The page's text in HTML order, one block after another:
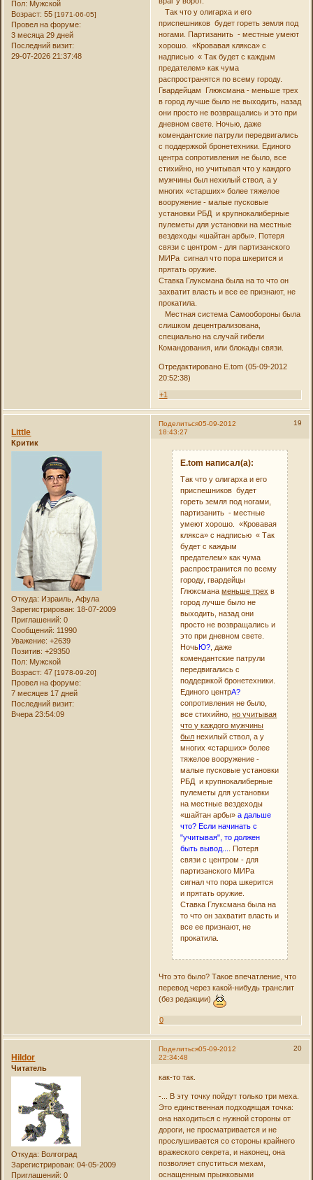
Пол: Мужской
Возраст: 55[1971-06-05]
Провел на форуме:
3 месяца 29 дней
Последний визит:
29-07-2026 21:37:48
Так что у олигарха и его
приспешников будет гореть земля под
ногами. Партизанить - местные умеют
хорошо. «Кровавая клякса» с
надписью « Так будет с каждым
предателем» как чума
распространятся по всему городу.
Гвардейцам Глюксмана - меньше трех
в город лучше было не выходить, назад
они просто не возвращались и это при
дневном свете. Ночью, даже
комендантские патрули передвигались
с поддержкой бронетехники. Единого
центра сопротивления не было, все
стихийно, но учитывая что у каждого
мужчины был нехилый ствол, а у
многих «старших» более тяжелое
вооружение - малые пусковые
установки РБД и крупнокалиберные
пулеметы для установки на местные
вездеходы «шайтан арбы». Потеря
связи с центром - для партизанского
МИРа сигнал что пора шкерится и
прятать оружие.
Ставка Глуксмана была на то что он
захватит власть и все ее признают, не
прокатила.
Местная система Самообороны была
слишком децентрализована,
специально на случай гибели
Командования, или блокады связи.
Отредактировано E.tom (05-09-2012
20:52:38)
+1
Поделиться 19
05-09-2012
18:43:27
Little
Критик
Откуда: Израиль, Афула
Зарегистрирован: 18-07-2009
Приглашений: 0
Сообщений: 11990
Уважение: +2639
Позитив: +29350
Пол: Мужской
Возраст: 47[1978-09-20]
Провел на форуме:
7 месяцев 17 дней
Последний визит:
Вчера 23:54:09
E.tom написал(а):
Так что у олигарха и его
приспешников будет
гореть земля под ногами,
партизанить - местные
умеют хорошо. «Кровавая
клякса» с надписью « Так
будет с каждым
предателем» как чума
распространится по всему
городу, гвардейцы
Глюксманаменьше трех в
город лучше было не
выходить, назад они
просто не возвращались и
это при дневном свете.
НочьЮ? , даже
комендантские патрули
передвигались с
поддержкой бронетехники.
Единого центрА?
сопротивления не было,
все стихийно,но учитывая
что у каждого мужчины
был нехилый ствол, а у
многих «старших» более
тяжелое вооружение -
малые пусковые установки
РБД и крупнокалиберные
пулеметы для установки
на местные вездеходы
«шайтан арбы»а дальше
что? Если начинать с
"учитывая", то должен
быть вывод...
. Потеря
связи с центром - для
партизанского МИРа
сигнал что пора шкерится
и прятать оружие.
Ставка Глуксмана была на
то что он захватит власть и
все ее признают, не
прокатила.
Что это было? Такое впечатление, что
перевод через какой-нибудь транслит
(без редакции)
0
Поделиться 20
05-09-2012
22:34:48
Hildor
Читатель
Откуда: Волгоград
Зарегистрирован: 04-05-2009
Приглашений: 0
как-то так.
-... В эту точку пойдут только три меха.
Это единственная подходящая точка:
она находиться с нужной стороны от
дороги, не просматривается и не
прослушивается со стороны крайнего
вражеского секрета, и наконец, она
позволяет спуститься мехам,
оснащенным прыжковыми